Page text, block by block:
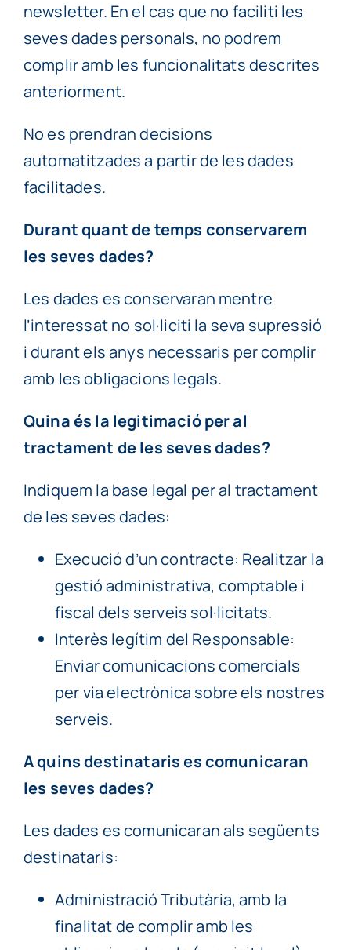
newsletter. En el cas que no faciliti les
seves dades personals, no podrem
complir amb les funcionalitats descrites
anteriorment.
No es prendran decisions
automatitzades a partir de les dades
facilitades.
Durant quant de temps conservarem
les seves dades?
Les dades es conservaran mentre
l’interessat no sol·liciti la seva supressió
i durant els anys necessaris per complir
amb les obligacions legals.
Quina és la legitimació per al
tractament de les seves dades?
Indiquem la base legal per al tractament
de les seves dades:
Execució d’un contracte: Realitzar la
gestió administrativa, comptable i
fiscal dels serveis sol·licitats.
Interès legítim del Responsable:
Enviar comunicacions comercials
per via electrònica sobre els nostres
serveis.
A quins destinataris es comunicaran
les seves dades?
Les dades es comunicaran als següents
destinataris:
Administració Tributària, amb la
finalitat de complir amb les